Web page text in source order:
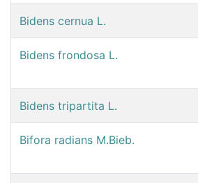
Bidens cernua L.
Bidens frondosa L.
Bidens tripartita L.
Bifora radians M.Bieb.